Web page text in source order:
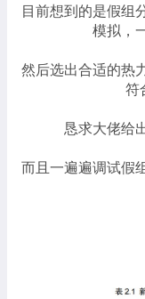
目前想到的是假组
模拟，
然后选出合适的热
符
恳求大佬给
而且一遍遍调试假